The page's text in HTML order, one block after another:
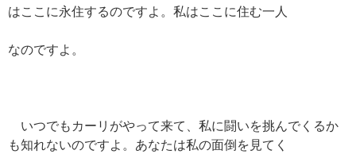
はここに永住するのですよ。私はここに住む一人
なのですよ。
いつでもカーリがやって来て、私に闘いを挑んでくるか
も知れないのですよ。あなたは私の面倒を見てく